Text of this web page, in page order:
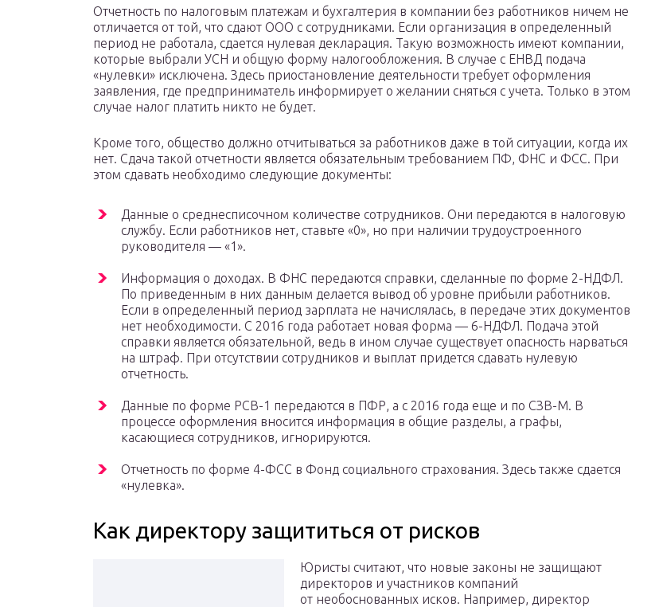
Отчетность по налоговым платежам и бухгалтерия в компании без работников ничем не
отличается от той, что сдают ООО с сотрудниками. Если организация в определенный
период не работала, сдается нулевая декларация. Такую возможность имеют компании,
которые выбрали УСН и общую форму налогообложения. В случае с ЕНВД подача
«нулевки» исключена. Здесь приостановление деятельности требует оформления
заявления, где предприниматель информирует о желании сняться с учета. Только в этом
случае налог платить никто не будет.
Кроме того, общество должно отчитываться за работников даже в той ситуации, когда их
нет. Сдача такой отчетности является обязательным требованием ПФ, ФНС и ФСС. При
этом сдавать необходимо следующие документы:
Данные о среднесписочном количестве сотрудников. Они передаются в налоговую
службу. Если работников нет, ставьте «0», но при наличии трудоустроенного
руководителя — «1».
Информация о доходах. В ФНС передаются справки, сделанные по форме 2-НДФЛ.
По приведенным в них данным делается вывод об уровне прибыли работников.
Если в определенный период зарплата не начислялась, в передаче этих документов
нет необходимости. С 2016 года работает новая форма — 6-НДФЛ. Подача этой
справки является обязательной, ведь в ином случае существует опасность нарваться
на штраф. При отсутствии сотрудников и выплат придется сдавать нулевую
отчетность.
Данные по форме РСВ-1 передаются в ПФР, а с 2016 года еще и по СЗВ-М. В
процессе оформления вносится информация в общие разделы, а графы,
касающиеся сотрудников, игнорируются.
Отчетность по форме 4-ФСС в Фонд социального страхования. Здесь также сдается
«нулевка».
Как директору защититься от рисков
Юристы считают, что новые законы не защищают
директоров и участников компаний
от необоснованных исков. Например, директор